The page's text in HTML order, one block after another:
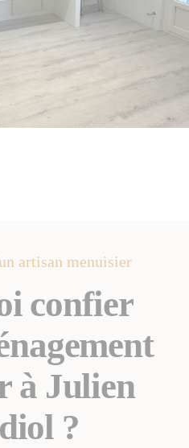
artisan menuisier
confier
à Julien
?